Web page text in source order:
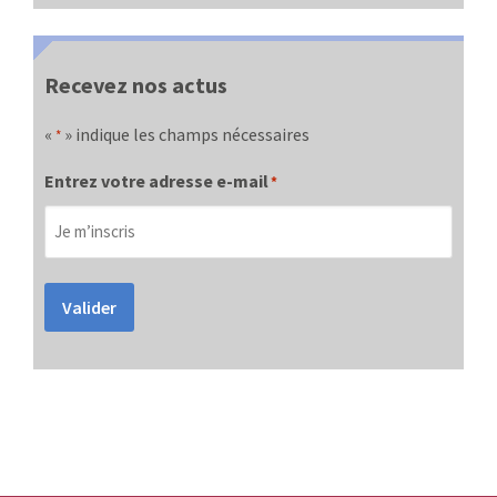
Recevez nos actus
« * » indique les champs nécessaires
Entrez votre adresse e-mail*
Valider